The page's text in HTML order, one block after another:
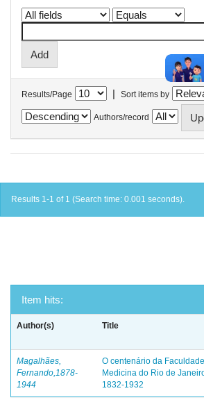
Results/Page | Sort items by
Authors/record
Results 1-1 of 1 (Search time: 0.001 seconds).
Item hits:
Author(s) Title
Magalhães,
Fernando,1878-
1944
O centenário da
Medicina do Rio de
1832-1932